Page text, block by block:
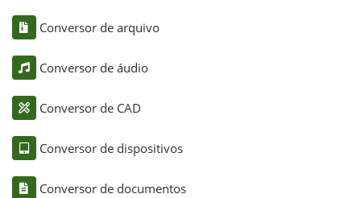
Conversor de arquivo
Conversor de áudio
Conversor de CAD
Conversor de dispositivos
Conversor de documentos